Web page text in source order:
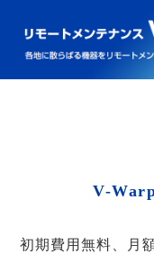
V-
初期費用無料、月